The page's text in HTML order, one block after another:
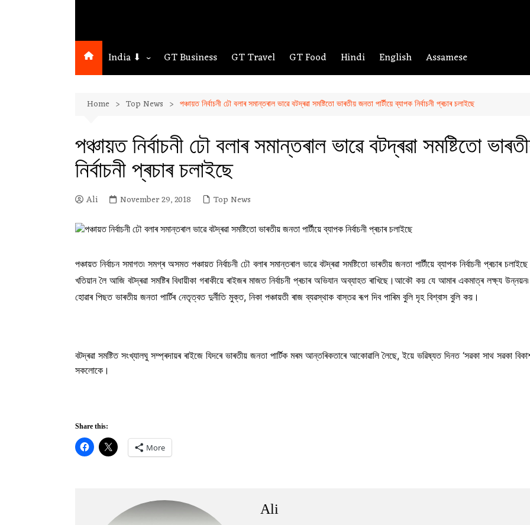
India ⬇
Assam
Guwahati
GT Business GT Travel GT Food Hindi English Assamese
Home Top News পঞ্চায়ত নিৰ্বাচনী ঢৌ বলাৰ সমান্তৰাল ভাৱে বটদ্ৰৱা সমষ্টিতো ভাৰতীয় জনতা পাৰ্টীয়ে ব্যাপক নিৰ্বাচনী প্ৰচাৰ চলাইছে
পঞ্চায়ত নিৰ্বাচনী ঢৌ বলাৰ সমান্তৰাল ভাৱে বটদ্ৰৱা সমষ্টিতো
নিৰ্বাচনী প্ৰচাৰ চলাইছে
Ali November 29, 2018 Top News
পঞ্চায়ত নিৰ্বাচন সমাগত৷ সমগ্ৰ অসমত পঞ্চায়ত নিৰ্বাচনী ঢৌ বলাৰ সমান্তৰাল ভাৱে বটদ্ৰৱা সমষ্টিতো ভাৰতীয় জনতা পাৰ্টীয়ে ব্যাপক নিৰ্বাচনী প্ৰচাৰ
খতিয়ান লৈ আজি বটদ্ৰৱা সমষ্টিৰ বিধায়ীকা গৰাকীয়ে ৰাইজৰ মাজত নিৰ্বাচনী প্ৰচাৰ অভিযান অব্যাহত ৰাখিছে।আকৌ কয় যে আমাৰ একমাত্ৰ লক্ষ্য
হোৱাৰ পিছত ভাৰতীয় জনতা পাৰ্টিৰ নেতৃত্বত দুৰ্নীতি মুক্ত, নিকা পঞ্চায়তী ৰাজ ব্যৱস্থাক বাস্তৱ ৰূপ দিব পাৰিম বুলি দৃহ বিশ্বাস বুলি কয়।
বটদ্ৰৱা সমষ্টিত সংখ্যালঘু সম্প্ৰদায়ৰ ৰাইজে যিদৰে ভাৰতীয় জনতা পাৰ্টিক মৰম আন্তৰিকতাৰে আকোৱালি লৈছে, ইয়ে ভৱিষ্যত দিনত ‘সৱকা সাথ সৱকা
সকলোকে।
Share this:
More
Ali